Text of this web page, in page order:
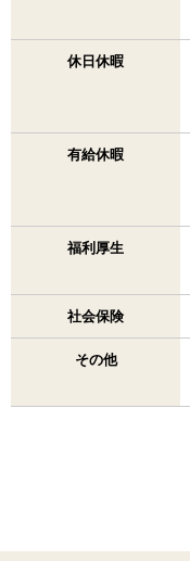
休日休暇
有給休暇
福利厚生
社会保険
その他